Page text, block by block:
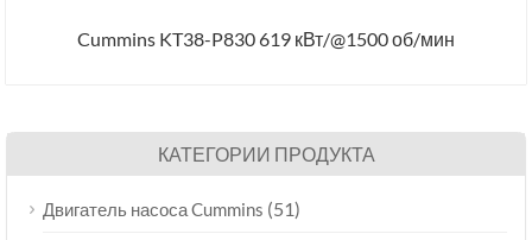
Cummins KT38-P830 619 кВт/@1500 об/мин
КАТЕГОРИИ ПРОДУКТА
Двигатель насоса Cummins (51)